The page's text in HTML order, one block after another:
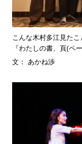
こんな木村多江見た
『わたしの書、頁(ペ
文： あかね渉